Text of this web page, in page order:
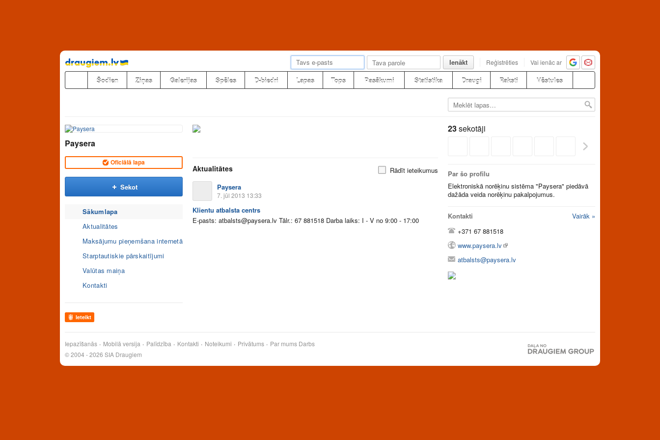
Pāriet
uz
saturu
Ienākt Reģistrēties Vai ienāc ar
Šodien Ziņas Galerijas Spēles D-biedri Lapas Tops Pasākumi Statistika Draugi Raksti Vēstules
Paysera
Oficiālā lapa
Sekot
Sākumlapa
Aktualitātes
Maksājumu pieņemšana internetā
Starptautiskie pārskaitījumi
Valūtas maiņa
Kontakti
Ieteikt
Aktualitātes
Rādīt ieteikumus
Paysera
7. jūl 2013 13:33
Klientu atbalsta centrs
E-pasts: atbalsts@paysera.lv Tālr.: 67 881518 Darba laiks: I - V no 9:00 - 17:00
23sekotāji
Par šo profilu
Elektroniskā norēķinu sistēma "Paysera" piedāvā
dažāda veida norēķinu pakalpojumus.
Kontakti
Vairāk »
+371 67 881518
www.paysera.lv
atbalsts@paysera.lv
Iepazīšanās Mobilā versija Palīdzība Kontakti Noteikumi Privātums Par mums Darbs
© 2004 - 2026 SIA Draugiem